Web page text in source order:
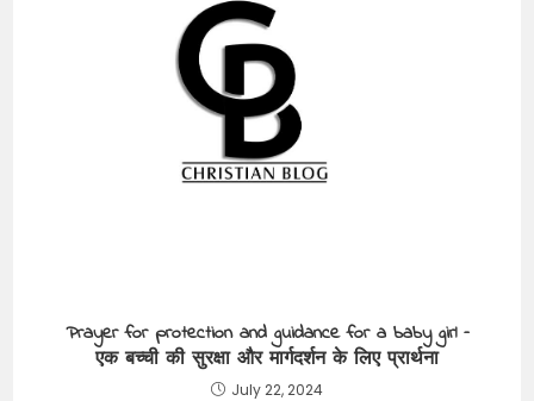
Prayer for protection and guidance for a baby girl –
एक बच्ची की सुरक्षा और मार्गदर्शन के लिए प्रार्थना
July 22, 2024